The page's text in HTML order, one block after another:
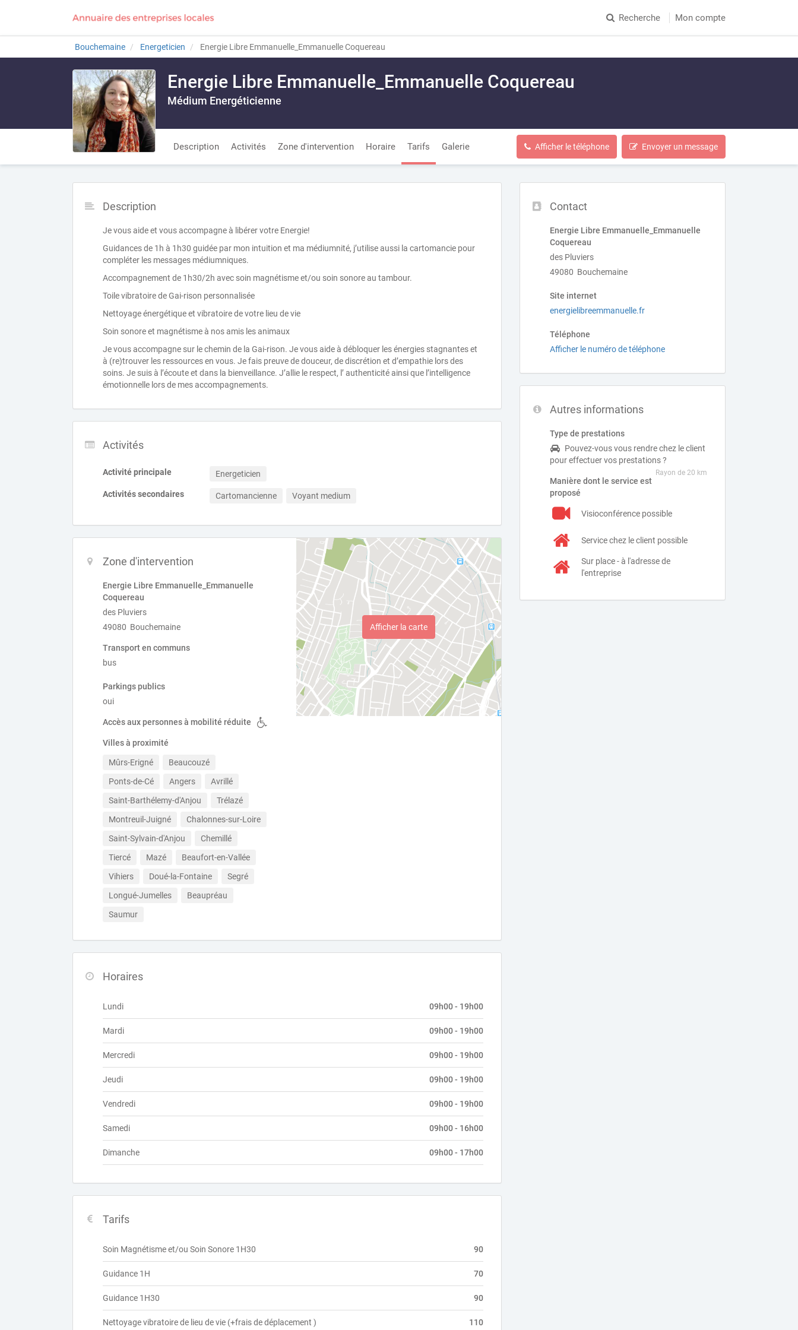
Recherche Mon compte
Bouchemaine Energeticien Energie Libre Emmanuelle_Emmanuelle Coquereau
Energie Libre Emmanuelle_Emmanuelle Coquereau
Médium Energéticienne
Description Activités Zone d'intervention Horaire Tarifs Galerie Afficher le téléphone Envoyer un message
Contact
Energie Libre Emmanuelle_Emmanuelle
Coquereau
des Pluviers
49080 Bouchemaine
Site internet
energielibreemmanuelle.fr
Téléphone
Afficher le numéro de téléphone
Autres informations
Type de prestations
Pouvez-vous vous rendre chez le client
pour effectuer vos prestations ?
Rayon de 20 km
Manière dont le service est
proposé
Visioconférence possible
Service chez le client possible
Sur place - à l'adresse de
l'entreprise
Description
Je vous aide et vous accompagne à libérer votre Energie!
Guidances de 1h à 1h30 guidée par mon intuition et ma médiumnité, j’utilise aussi la cartomancie pour
compléter les messages médiumniques.
Accompagnement de 1h30/2h avec soin magnétisme et/ou soin sonore au tambour.
Toile vibratoire de Gai-rison personnalisée
Nettoyage énergétique et vibratoire de votre lieu de vie
Soin sonore et magnétisme à nos amis les animaux
Je vous accompagne sur le chemin de la Gai-rison. Je vous aide à débloquer les énergies stagnantes et
à (re)trouver les ressources en vous. Je fais preuve de douceur, de discrétion et d’empathie lors des
soins. Je suis à l’écoute et dans la bienveillance. J’allie le respect, l’ authenticité ainsi que l’intelligence
émotionnelle lors de mes accompagnements.
Activités
Activité principale Energeticien
Activités secondaires Cartomancienne Voyant medium
Zone d'intervention
Energie Libre Emmanuelle_Emmanuelle
Coquereau
des Pluviers
49080 Bouchemaine
Transport en communs
bus
Parkings publics
oui
Accès aux personnes à mobilité réduite
Villes à proximité
Mûrs-Erigné
Beaucouzé
Ponts-de-Cé
Angers
Avrillé
Saint-Barthélemy-d'Anjou
Trélazé
Montreuil-Juigné
Chalonnes-sur-Loire
Saint-Sylvain-d'Anjou
Chemillé
Tiercé
Mazé
Beaufort-en-Vallée
Vihiers
Doué-la-Fontaine
Segré
Longué-Jumelles
Beaupréau
Saumur
Afficher la carte
Horaires
Lundi 09h00 - 19h00
Mardi 09h00 - 19h00
Mercredi 09h00 - 19h00
Jeudi 09h00 - 19h00
Vendredi 09h00 - 19h00
Samedi 09h00 - 16h00
Dimanche 09h00 - 17h00
Tarifs
Soin Magnétisme et/ou Soin Sonore 1H30 90
Guidance 1H 70
Guidance 1H30 90
Nettoyage vibratoire de lieu de vie (+frais de déplacement ) 110